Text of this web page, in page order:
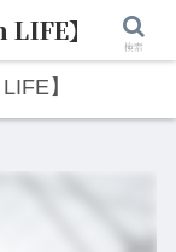
日々のこと。
】
】 検索